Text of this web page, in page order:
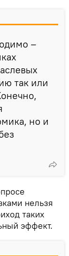
–
так или
но и
нельзя
таких
эффект.